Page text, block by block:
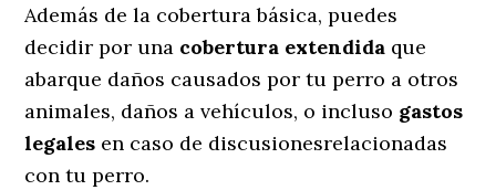
Además de la cobertura básica, puedes
decidir por una cobertura extendida que
abarque daños causados por tu perro a otros
animales, daños a vehículos, o incluso gastos
legales en caso de discusionesrelacionadas
con tu perro.